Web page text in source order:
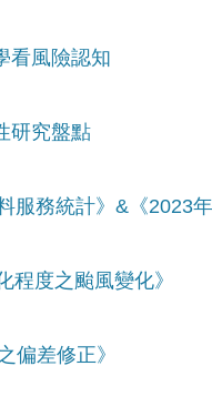
看風險認知
研究盤點
務統計》&《2023
度之颱風變化》
偏差修正》